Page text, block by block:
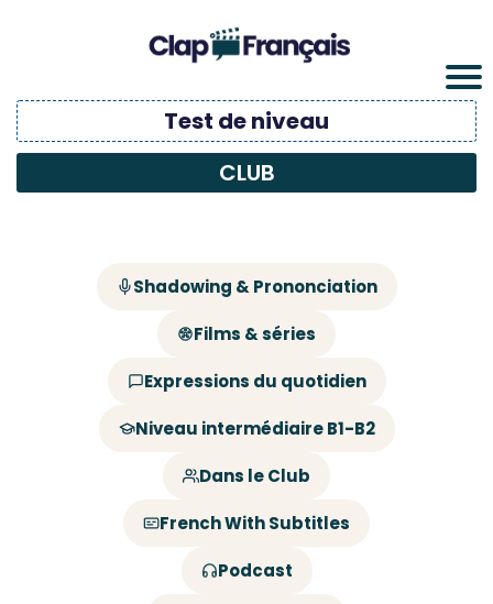
Test de niveau
CLUB
Shadowing & Prononciation
Films & séries
Expressions du quotidien
Niveau intermédiaire B1-B2
Dans le Club
French With Subtitles
Podcast